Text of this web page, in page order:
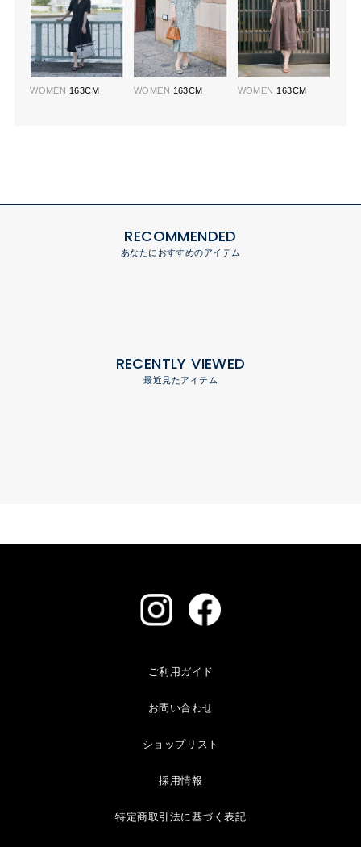
WOMEN 163CM WOMEN 163CM WOMEN 163CM
RECOMMENDED
あなたにおすすめのアイテム
RECENTLY VIEWED
最近見たアイテム
ご利用ガイド
お問い合わせ
ショップリスト
採用情報
特定商取引法に基づく表記